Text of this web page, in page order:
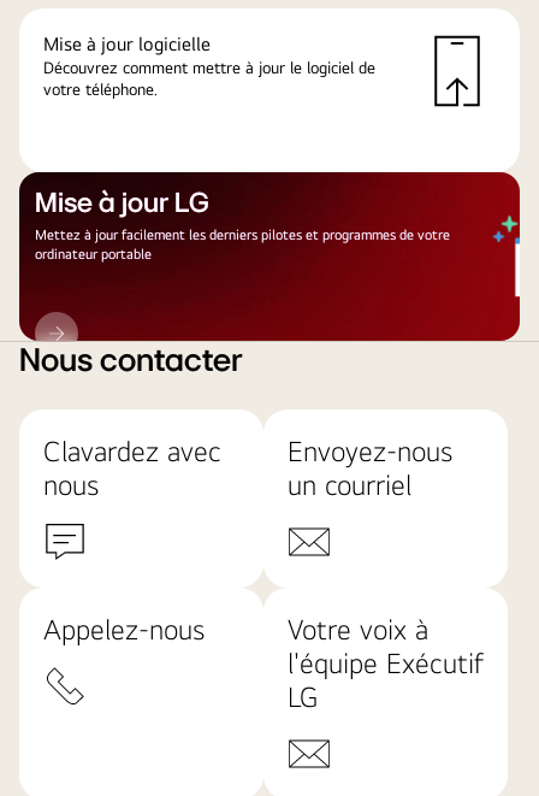
Mise à jour logicielle
Découvrez comment mettre à jour le logiciel de
votre téléphone.
Mise à jour LG
Mettez à jour facilement les derniers pilotes et programmes de votre
ordinateur portable
Mise
à
LG
Nous contacter
Clavardez avec
nous
Envoyez-nous
un courriel
Appelez-nous
Votre voix à
l'équipe Exécutif
LG